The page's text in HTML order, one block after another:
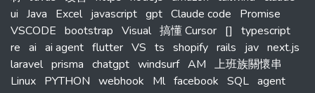
ui Java Excel javascript gpt Claude code
Promise
VSCODE bootstrap Visual 搞懂 Cursor []
typescript
re ai ai agent flutter VS ts shopify rails jav next.js
laravel prisma chatgpt windsurf AM 上班族關懷串
Linux PYTHON webhook Ml facebook SQL agent